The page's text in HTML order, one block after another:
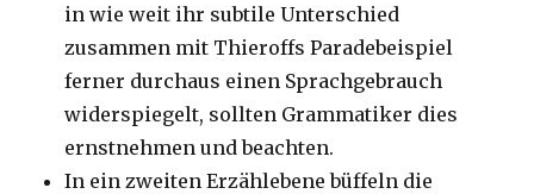
in wie weit ihr subtile Unterschied
zusammen mit Thieroffs Paradebeispiel
ferner durchaus einen Sprachgebrauch
widerspiegelt, sollten Grammatiker dies
ernstnehmen und beachten.
In ein zweiten Erzählebene büffeln die